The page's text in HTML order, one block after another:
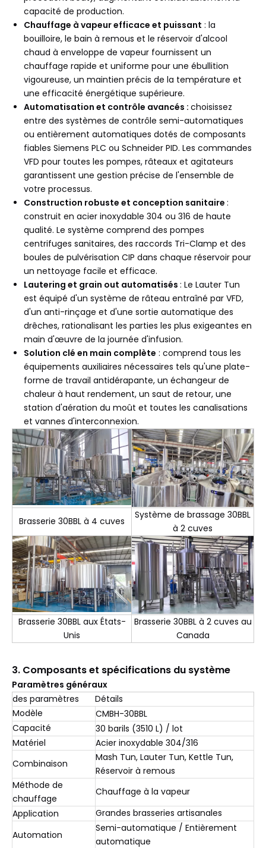
capacité de production.
Chauffage à vapeur efficace et puissant : la
bouilloire, le bain à remous et le réservoir d'alcool
chaud à enveloppe de vapeur fournissent un
chauffage rapide et uniforme pour une ébullition
vigoureuse, un maintien précis de la température et
une efficacité énergétique supérieure.
Automatisation et contrôle avancés : choisissez
entre des systèmes de contrôle semi-automatiques
ou entièrement automatiques dotés de composants
fiables Siemens PLC ou Schneider PID. Les commandes
VFD pour toutes les pompes, râteaux et agitateurs
garantissent une gestion précise de l'ensemble de
votre processus.
Construction robuste et conception sanitaire :
construit en acier inoxydable 304 ou 316 de haute
qualité. Le système comprend des pompes
centrifuges sanitaires, des raccords Tri-Clamp et des
boules de pulvérisation CIP dans chaque réservoir pour
un nettoyage facile et efficace.
Lautering et grain out automatisés : Le Lauter Tun
est équipé d'un système de râteau entraîné par VFD,
d'un anti-rinçage et d'une sortie automatique des
drêches, rationalisant les parties les plus exigeantes en
main d'œuvre de la journée d'infusion.
Solution clé en main complète : comprend tous les
équipements auxiliaires nécessaires tels qu'une plate-
forme de travail antidérapante, un échangeur de
chaleur à haut rendement, un saut de retour, une
station d'aération du moût et toutes les canalisations
et vannes d'interconnexion.
Brasserie 30BBL à 4 cuves
Système de brassage 30BBL
à 2 cuves
Brasserie 30BBL aux États-
Unis
Brasserie 30BBL à 2 cuves au
Canada
3. Composants et spécifications du système
Paramètres généraux
des paramètres
Détails
Modèle
CMBH-30BBL
Capacité
30 barils (3510 L) / lot
Matériel
Acier inoxydable 304/316
Combinaison
Mash Tun, Lauter Tun, Kettle Tun,
Réservoir à remous
Méthode de
chauffage
Chauffage à la vapeur
Application
Grandes brasseries artisanales
Automation
Semi-automatique / Entièrement
automatique